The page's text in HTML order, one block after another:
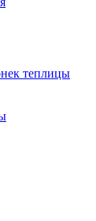
теплицы